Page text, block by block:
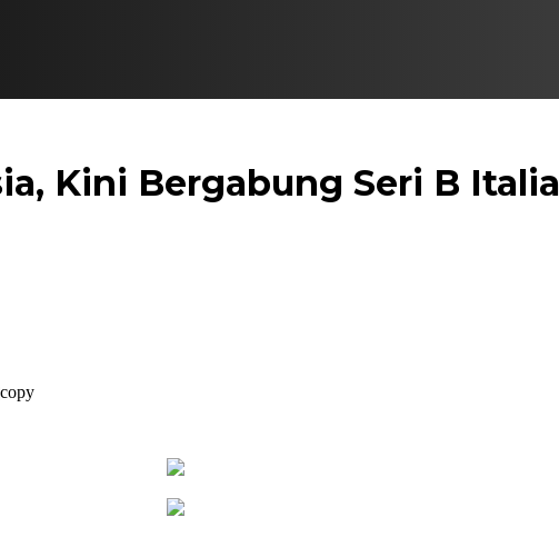
Kini Bergabung Seri B Italia